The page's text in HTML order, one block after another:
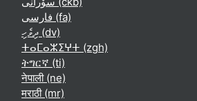
فارسی ‎(fa)‎
ދިވެހި ‎(dv)‎
ⵜⴰⵎⴰⵣⵉⵖⵜ ‎(zgh)‎
ትግርኛ ‎(ti)‎
नेपाली ‎(ne)‎
मराठी ‎(mr)‎